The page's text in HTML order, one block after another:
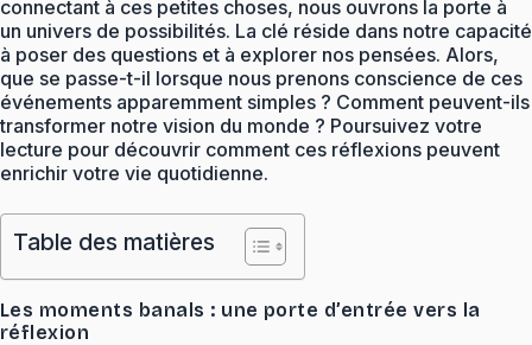
connectant à ces petites choses, nous ouvrons la porte à
un univers de possibilités. La clé réside dans notre capacité
à poser des questions et à explorer nos pensées. Alors,
que se passe-t-il lorsque nous prenons conscience de ces
événements apparemment simples ? Comment peuvent-ils
transformer notre vision du monde ? Poursuivez votre
lecture pour découvrir comment ces réflexions peuvent
enrichir votre vie quotidienne.
Table des matières
Les moments banals : une porte d’entrée vers la
réflexion